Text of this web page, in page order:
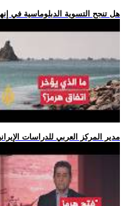
.. هل تنجح التسوية الدبلوماسية في
.. مدير المركز العربي للدراسات